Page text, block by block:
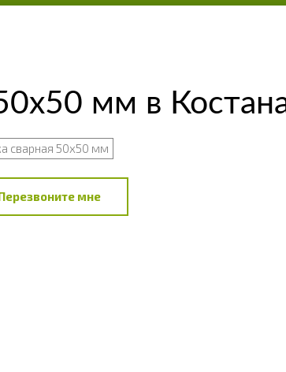
мм в
сварная 50х50 мм
мне